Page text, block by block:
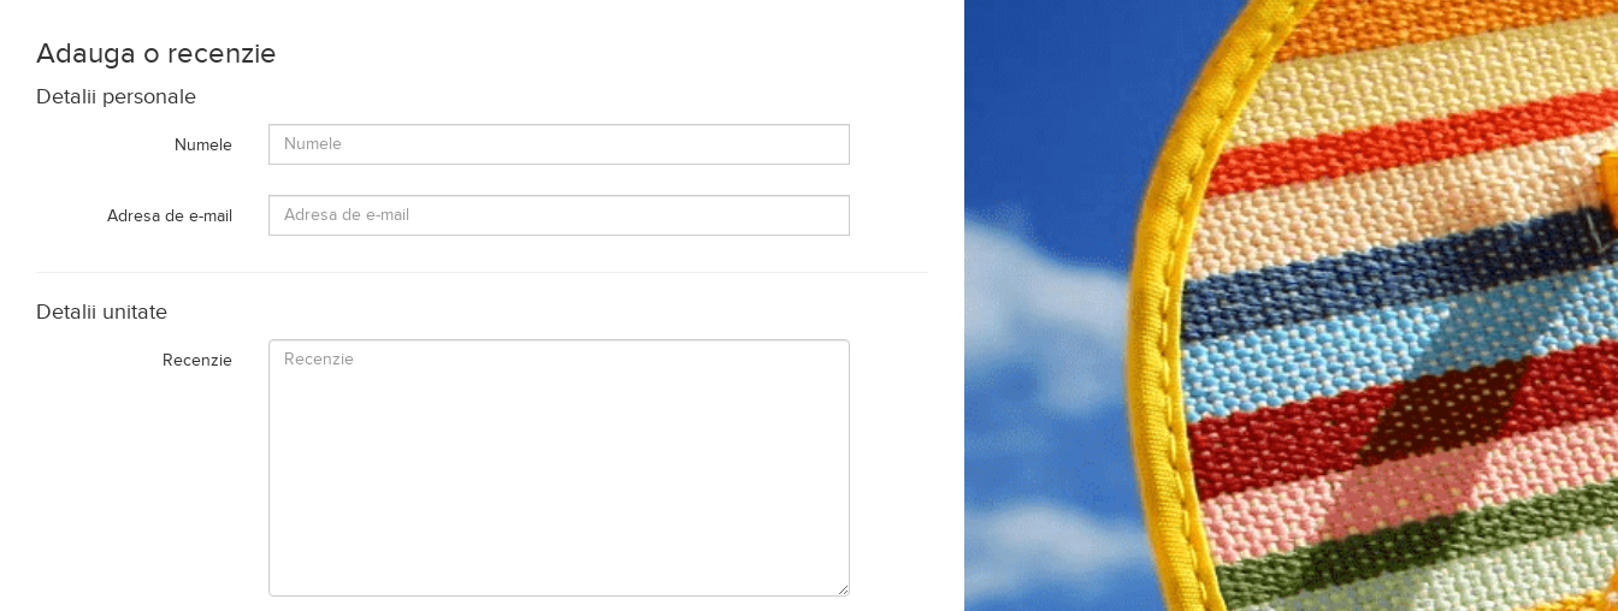
Adauga o recenzie
Detalii personale
Numele
Adresa de e-mail
Detalii unitate
Recenzie